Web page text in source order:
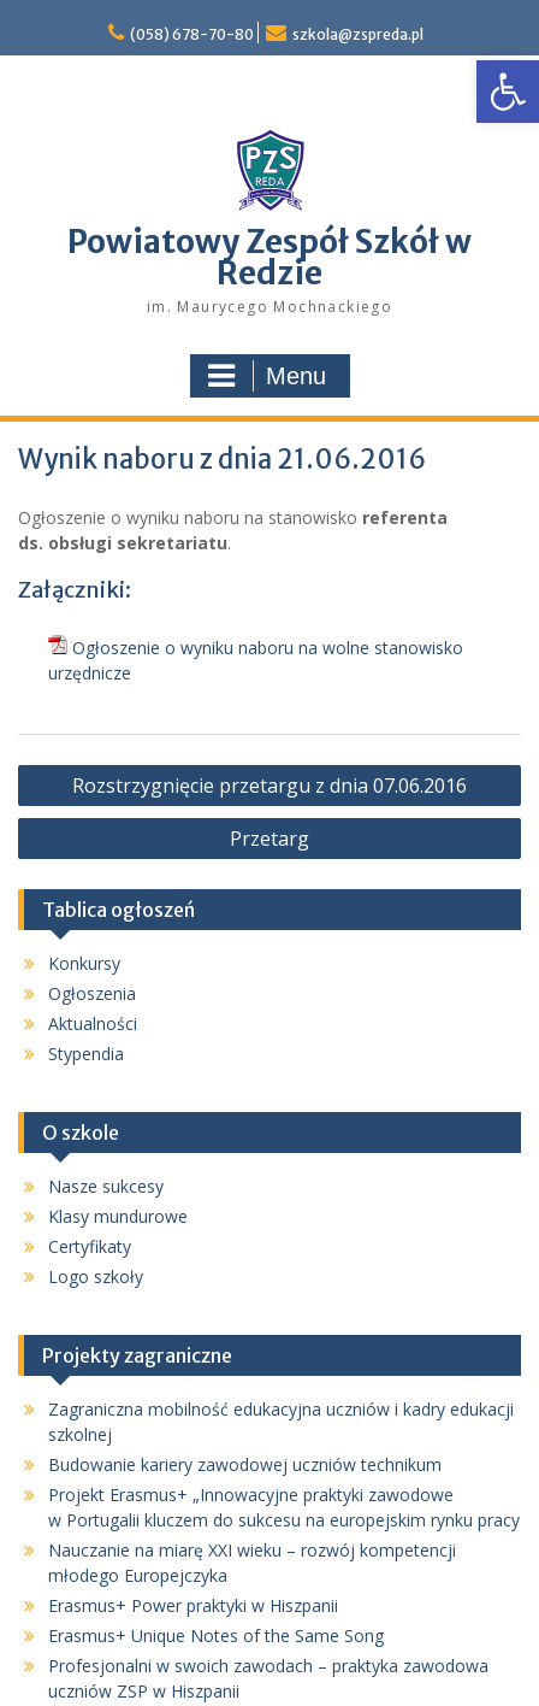
content
(058) 678-70-80 szkola@zspreda.pl
Powiatowy Zespół Szkół w
Redzie
im. Maurycego Mochnackiego
Menu
Wynik naboru z dnia 21.06.2016
Ogłoszenie o wyniku naboru na stanowisko referenta
ds. obsługi sekretariatu.
Załączniki:
Ogłoszenie o wyniku naboru na wolne stanowisko
urzędnicze
Nawigacja
wpisu
Rozstrzygnięcie przetargu z dnia 07.06.2016
Przetarg
Tablica ogłoszeń
Konkursy
Ogłoszenia
Aktualności
Stypendia
O szkole
Nasze sukcesy
Klasy mundurowe
Certyfikaty
Logo szkoły
Projekty zagraniczne
Zagraniczna mobilność edukacyjna uczniów i kadry edukacji
szkolnej
Budowanie kariery zawodowej uczniów technikum
Projekt Erasmus+ „Innowacyjne praktyki zawodowe
w Portugalii kluczem do sukcesu na europejskim rynku pracy
Nauczanie na miarę XXI wieku – rozwój kompetencji
młodego Europejczyka
Erasmus+ Power praktyki w Hiszpanii
Erasmus+ Unique Notes of the Same Song
Profesjonalni w swoich zawodach – praktyka zawodowa
uczniów ZSP w Hiszpanii